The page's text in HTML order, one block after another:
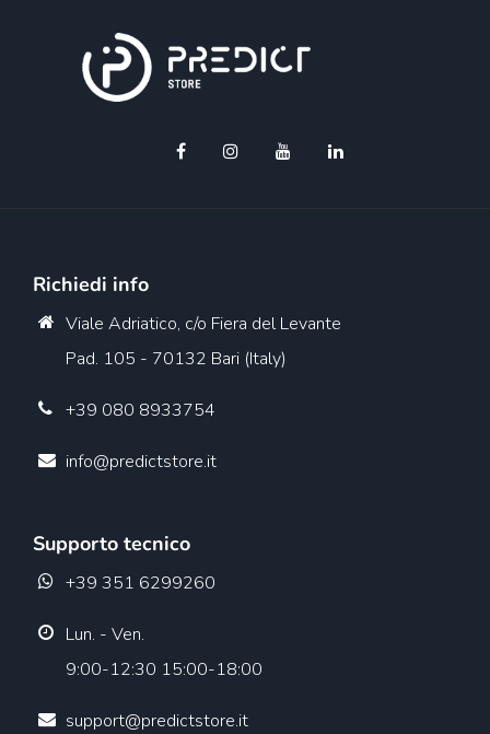
Richiedi info
Viale Adriatico, c/o Fiera del Levante
Pad. 105 - 70132 Bari (Italy)
+39 080 8933754
info@predictstore.it
Supporto tecnico
+39 351 6299260
Lun. - Ven.
9:00-12:30 15:00-18:00
support@predictstore.it